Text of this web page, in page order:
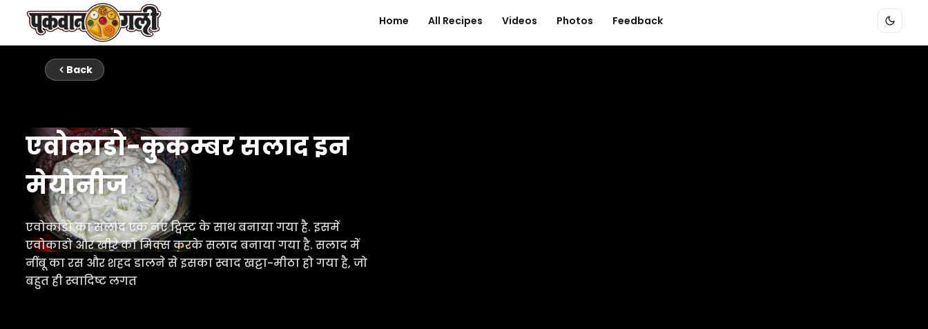
Home All Recipes Videos Photos Feedback
Back
एवोकाडो-कुकम्बर सलाद इन
मेयोनीज
एवोकाडो का सलाद एक नए ट्विस्ट के साथ बनाया गया है. इसमें
एवोकाडो और खीरे को मिक्स करके सलाद बनाया गया है. सलाद में
नींबू का रस और शहद डालने से इसका स्वाद खट्टा-मीठा हो गया है, जो
बहुत ही स्वादिष्ट लगत